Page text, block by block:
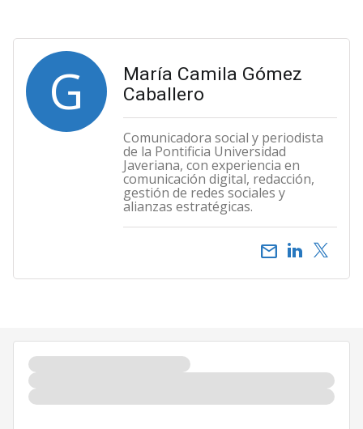
G
María Camila Gómez
Caballero
Comunicadora social y periodista
de la Pontificia Universidad
Javeriana, con experiencia en
comunicación digital, redacción,
gestión de redes sociales y
alianzas estratégicas.
email